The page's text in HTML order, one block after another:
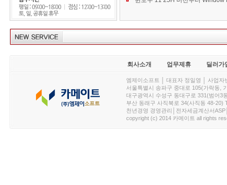
회사소개 업무제휴 딜러가
엠제이소프트 │ 대표자 정일영 │ 사업
서울특별시 송파구 중대로 105(가락동,
대구광역시 수성구 동대구로 331(범어3
부산 동래구 사직북로 34(사직동 48-20)
천년경영 경영관리│전자세금계산서
copyright (c) 2014 카메이트 all rights